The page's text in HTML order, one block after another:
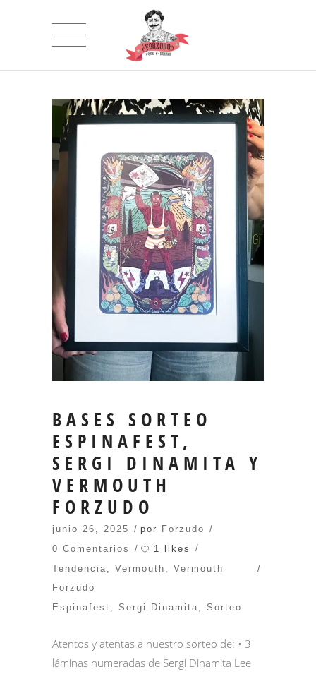
BASES SORTEO
ESPINAFEST,
SERGI DINAMITA Y
VERMOUTH
FORZUDO
junio 26, 2025 por Forzudo
0 Comentarios
1 likes
Tendencia
Vermouth
Vermouth
Forzudo
Espinafest , Sergi Dinamita, Sorteo
Atentos y atentas a nuestro sorteo de: • 3
láminas numeradas de Sergi Dinamita Lee